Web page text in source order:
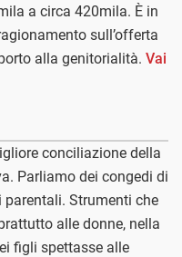
a circa 420mila. È in
sull’offerta
alla genitorialità. Vai
conciliazione della
Parliamo dei congedi di
Strumenti che
alle donne, nella
figli spettasse alle